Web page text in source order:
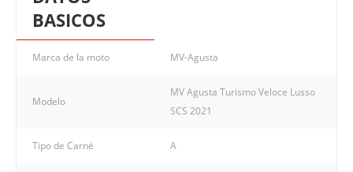
BASICOS
Marca de la moto MV-Agusta
Modelo
MV Agusta Turismo Veloce Lusso
SCS 2021
Tipo de Carné A